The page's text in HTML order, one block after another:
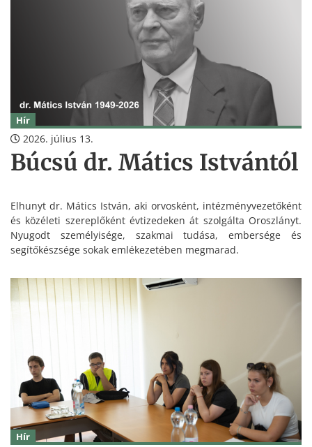
Hír
2026. július 13.
Búcsú dr. Mátics Istvántól
Elhunyt dr. Mátics István, aki orvosként, intézményvezetőként
és közéleti szereplőként évtizedeken át szolgálta Oroszlányt.
Nyugodt személyisége, szakmai tudása, embersége és
segítőkészsége sokak emlékezetében megmarad.
Hír